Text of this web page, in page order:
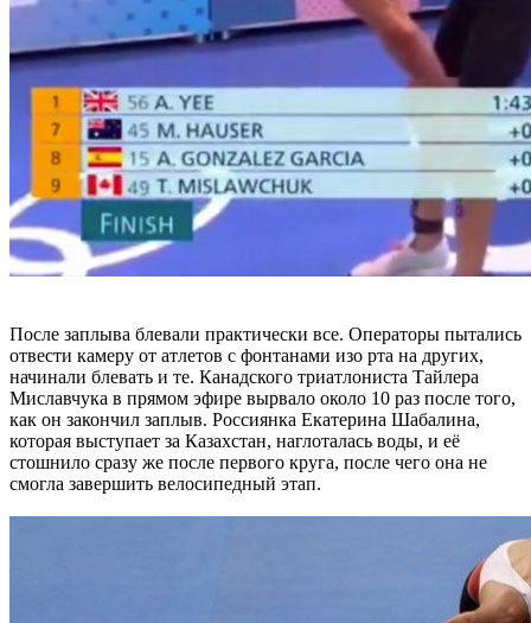
После заплыва блевали практически все. Операторы пытались
отвести камеру от атлетов с фонтанами изо рта на других,
начинали блевать и те. Канадского триатлониста Тайлера
Миславчука в прямом эфире вырвало около 10 раз после того,
как он закончил заплыв. Россиянка Екатерина Шабалина,
которая выступает за Казахстан, наглоталась воды, и её
стошнило сразу же после первого круга, после чего она не
смогла завершить велосипедный этап.